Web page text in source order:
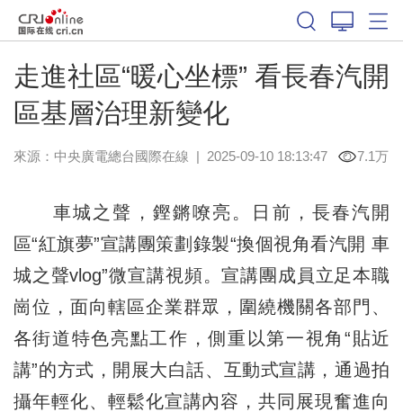
走進社區“暖心坐標” 看長春汽開
區基層治理新變化
來源：中央廣電總台國際在線 | 2025-09-10 18:13:47 7.1万
車城之聲，鏗鏘嘹亮。日前，長春汽開
區“紅旗夢”宣講團策劃錄製“換個視角看汽開 車
城之聲vlog”微宣講視頻。宣講團成員立足本職
崗位，面向轄區企業群眾，圍繞機關各部門、
各街道特色亮點工作，側重以第一視角“貼近
講”的方式，開展大白話、互動式宣講，通過拍
攝年輕化、輕鬆化宣講內容，共同展現奮進向